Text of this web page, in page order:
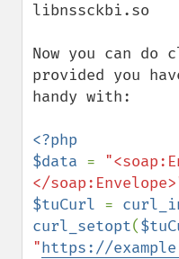
libnssckbi.so
Now you can
provided you
handy with:
<?php
$data =
</
$tuCurl =
curl_setopt(
"https://